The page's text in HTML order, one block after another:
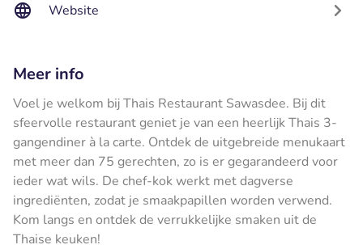
Website
Meer info
Voel je welkom bij Thais Restaurant Sawasdee. Bij dit
sfeervolle restaurant geniet je van een heerlijk Thais 3-
gangendiner à la carte. Ontdek de uitgebreide menukaart
met meer dan 75 gerechten, zo is er gegarandeerd voor
ieder wat wils. De chef-kok werkt met dagverse
ingrediënten, zodat je smaakpapillen worden verwend.
Kom langs en ontdek de verrukkelijke smaken uit de
Thaise keuken!